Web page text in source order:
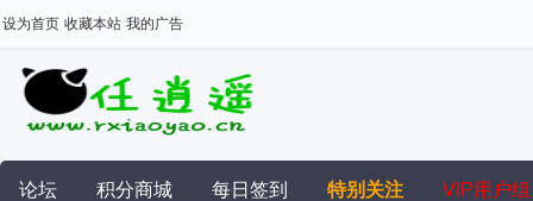
设为首页 收藏本站 我的广告
论坛 积分商城 每日签到 特别关注 VIP用户组